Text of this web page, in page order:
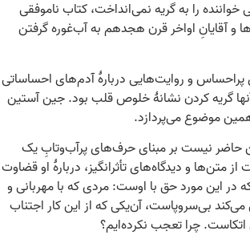
خواننده را به گریه نمی‌انداخت، کتاب ناموفقی
آقایانِ اواخر قرن هجدهم به آب‌غوره گرفتن
و روایت‌هایی دربارۀ آدم‌های احساساتی
گریه کردن نشانۀ خلوص قلب بود. جین آستین
موضوع می‌پردازد.
حاضر نیست بر مبنای حرف‌های پرآب‌وتابِ یک
متن‌ها و دیدگاه‌های تأثرانگیز، دربارۀ او قضاوت
در این مورد حق با اوست: مردی که با مهربانی و
بی‌سروپاست، آن‌یکی که از این کار اجتناب
اتکاست. چرا تعجب نکرده‌ایم؟